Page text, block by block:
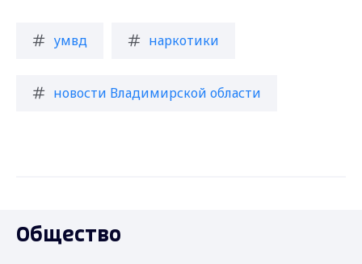
умвд наркотики
новости Владимирской области
Общество